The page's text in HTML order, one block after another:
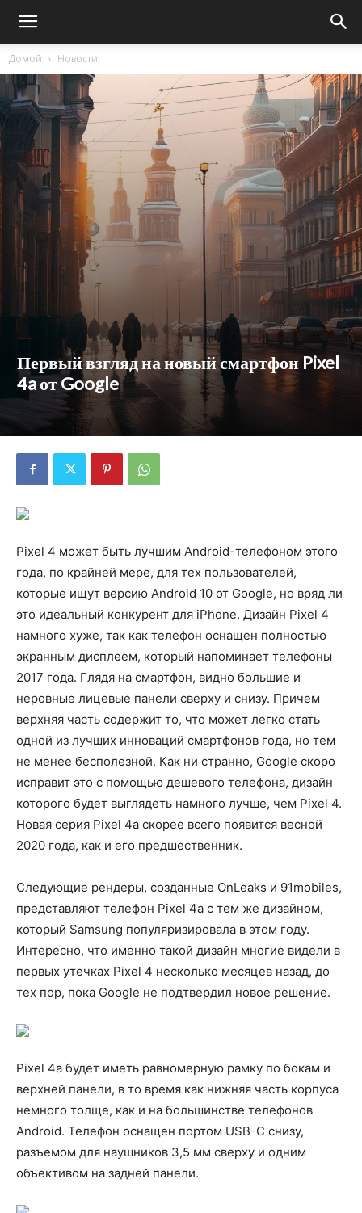
Домой Новости
Первый взгляд на новый смартфон Pixel
4a от Google
Pixel 4 может быть лучшим Android-телефоном этого
года, по крайней мере, для тех пользователей,
которые ищут версию Android 10 от Google, но вряд ли
это идеальный конкурент для iPhone. Дизайн Pixel 4
намного хуже, так как телефон оснащен полностью
экранным дисплеем, который напоминает телефоны
2017 года. Глядя на смартфон, видно большие и
неровные лицевые панели сверху и снизу. Причем
верхняя часть содержит то, что может легко стать
одной из лучших инноваций смартфонов года, но тем
не менее бесполезной. Как ни странно, Google скоро
исправит это с помощью дешевого телефона, дизайн
которого будет выглядеть намного лучше, чем Pixel 4.
Новая серия Pixel 4a скорее всего появится весной
2020 года, как и его предшественник.
Следующие рендеры, созданные OnLeaks и 91mobiles,
представляют телефон Pixel 4a с тем же дизайном,
который Samsung популяризировала в этом году.
Интересно, что именно такой дизайн многие видели в
первых утечках Pixel 4 несколько месяцев назад, до
тех пор, пока Google не подтвердил новое решение.
Pixel 4a будет иметь равномерную рамку по бокам и
верхней панели, в то время как нижняя часть корпуса
немного толще, как и на большинстве телефонов
Android. Телефон оснащен портом USB-C снизу,
разъемом для наушников 3,5 мм сверху и одним
объективом на задней панели.